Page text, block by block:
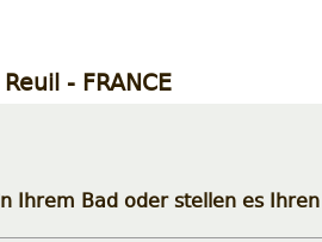
- FRANCE
Ihrem Bad oder stellen es